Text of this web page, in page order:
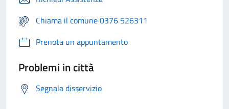
Chiama il comune 0376 526311
Prenota un appuntamento
Problemi in città
Segnala disservizio